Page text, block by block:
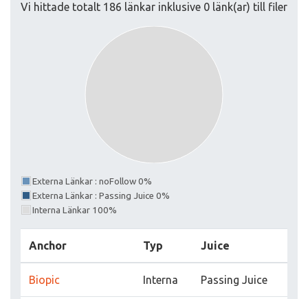
Vi hittade totalt 186 länkar inklusive 0 länk(ar) till filer
Externa Länkar : noFollow 0%
Externa Länkar : Passing Juice 0%
Interna Länkar 100%
Anchor Typ Juice
Biopic Interna Passing Juice